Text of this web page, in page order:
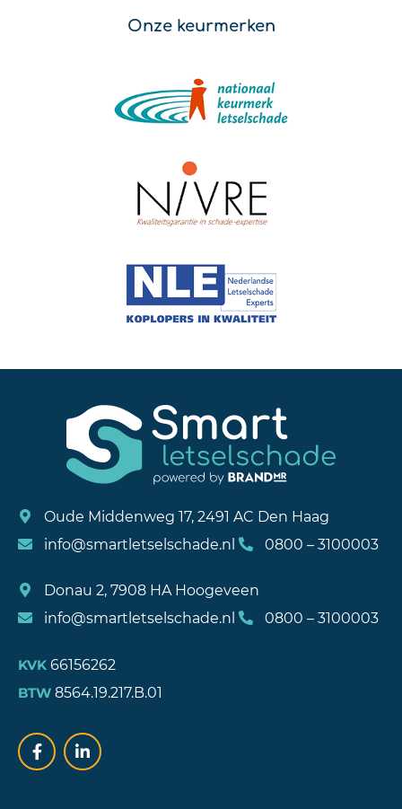
Onze keurmerken
Oude Middenweg 17, 2491 AC Den Haag
info@smartletselschade.nl
0800 – 3100003
Donau 2, 7908 HA Hoogeveen
info@smartletselschade.nl
0800 – 3100003
KVK 66156262
BTW 8564.19.217.B.01